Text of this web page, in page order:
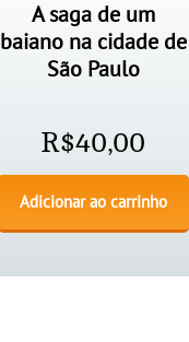
A saga de um
baiano na cidade de
São Paulo
R$40,00
Adicionar ao carrinho